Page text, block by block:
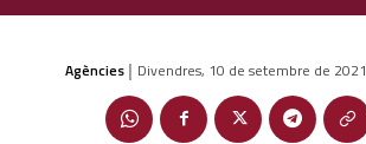
Agències | Divendres, 10 de setembre de 2021